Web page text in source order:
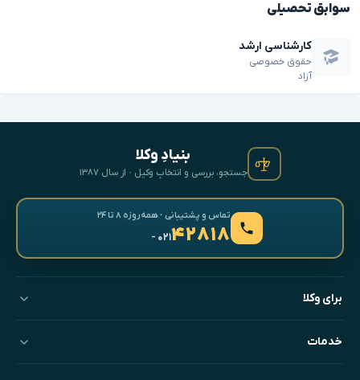
سوابق تحصیلی
کارشناسی ارشد
حقوق خصوصی
آزاد
بنیادِ وکلا
جستجو، بررسی و انتخابِ وکیل · از سال ۱۳۸۷
تماس و پشتیبانی · همه‌روزه ۸ تا ۲۴
۴۲۸۱۸- ۰۲۱
برای وکلا
خدمات